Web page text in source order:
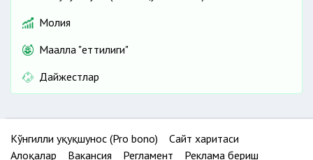
Молия
Маҳалла "еттилиги"
Дайжестлар
Кўнгилли ҳуқуқшунос (Pro bono)
Сайт харитаси
Алоқалар
Вакансия Регламент
Реклама бериш